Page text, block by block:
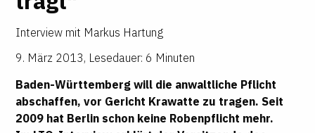
Interview mit Markus Hartung
9. März 2013, Lesedauer: 6 Minuten
Baden-Württemberg will die anwaltliche Pflicht
abschaffen, vor Gericht Krawatte zu tragen. Seit
2009 hat Berlin schon keine Robenpflicht mehr.